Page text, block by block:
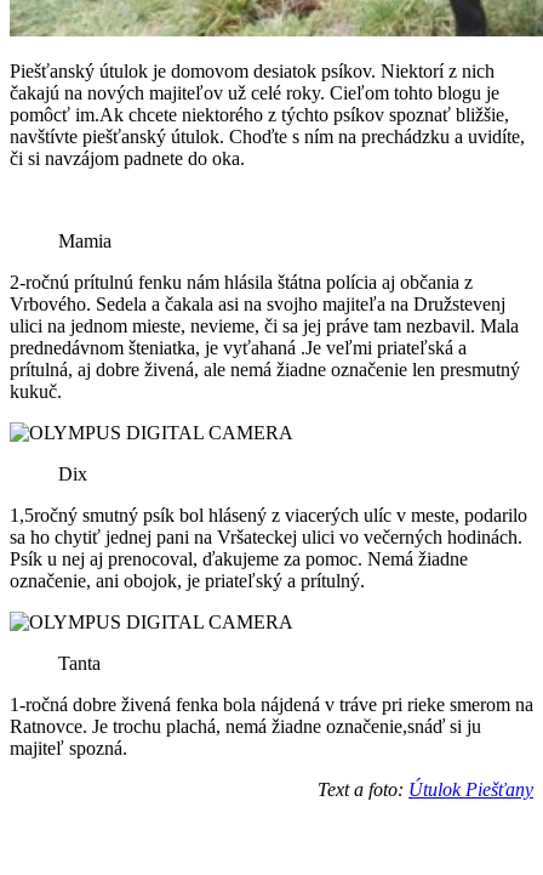
Piešťanský útulok je domovom desiatok psíkov. Niektorí z nich
čakajú na nových majiteľov už celé roky. Cieľom tohto blogu je
pomôcť im.Ak chcete niektorého z týchto psíkov spoznať bližšie,
navštívte piešťanský útulok. Choďte s ním na prechádzku a uvidíte,
či si navzájom padnete do oka.
Mamia
2-ročnú prítulnú fenku nám hlásila štátna polícia aj občania z
Vrbového. Sedela a čakala asi na svojho majiteľa na Družstevenj
ulici na jednom mieste, nevieme, či sa jej práve tam nezbavil. Mala
prednedávnom šteniatka, je vyťahaná .Je veľmi priateľská a
prítulná, aj dobre živená, ale nemá žiadne označenie len presmutný
kukuč.
Dix
1,5ročný smutný psík bol hlásený z viacerých ulíc v meste, podarilo
sa ho chytiť jednej pani na Vršateckej ulici vo večerných hodinách.
Psík u nej aj prenocoval, ďakujeme za pomoc. Nemá žiadne
označenie, ani obojok, je priateľský a prítulný.
Tanta
1-ročná dobre živená fenka bola nájdená v tráve pri rieke smerom na
Ratnovce. Je trochu plachá, nemá žiadne označenie,snáď si ju
majiteľ spozná.
Text a foto: Útulok Piešťany